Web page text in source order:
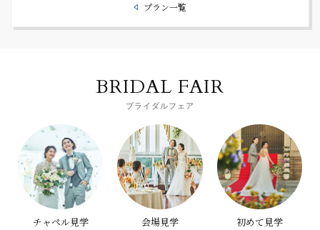
プラン一覧
BRIDAL FAIR
ブライダルフェア
チャペル見学 会場見学 初めて見学